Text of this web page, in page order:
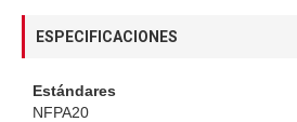
ESPECIFICACIONES
Estándares
NFPA20